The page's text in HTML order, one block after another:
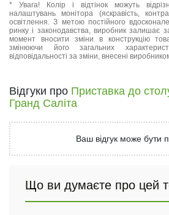
* Увага! Колір і відтінок можуть
налаштувань монітора (яскравість,
освітлення. З метою постійного
ринку і законодавства, виробник залишає
момент вносити зміни в конструкцію
змінюючи його загальних
відповідальності за зміни, внесені
Відгуки про Приставка до
Гранд Саліта
Ваш відгук може бути
Що ви думаєте про цей